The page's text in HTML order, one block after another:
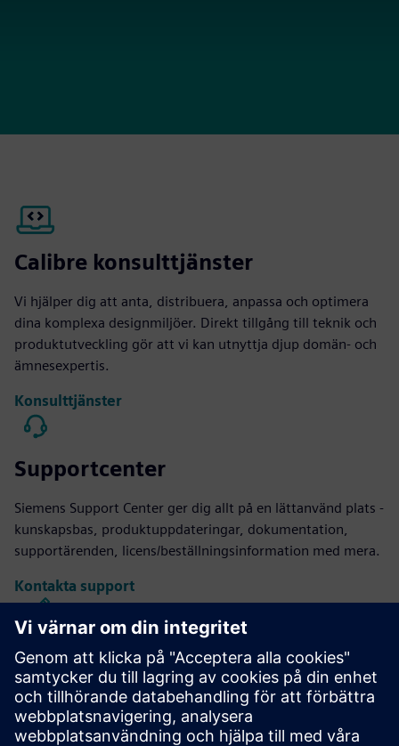
Calibre konsulttjänster
Vi hjälper dig att anta, distribuera, anpassa och optimera
dina komplexa designmiljöer. Direkt tillgång till teknik och
produktutveckling gör att vi kan utnyttja djup domän- och
ämnesexpertis.
Konsulttjänster
Supportcenter
Siemens Support Center ger dig allt på en lättanvänd plats -
kunskapsbas, produktuppdateringar, dokumentation,
supportärenden, licens/beställningsinformation med mera.
Kontakta support
Kaliber IC Design & Tillverkning
Verktygssviten Calibre ger exakt, effektiv, omfattande IC-
verifiering och optimering över alla processnoder och
designstilar samtidigt som resursanvändning och